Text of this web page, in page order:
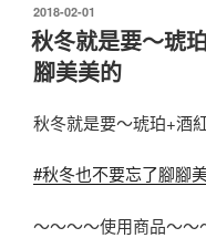
發
佈
於
2018-02-01
秋冬就是要～琥
腳美美的
秋冬就是要～琥珀+酒
#秋冬也不要忘了腳腳
～～～～使用商品～～